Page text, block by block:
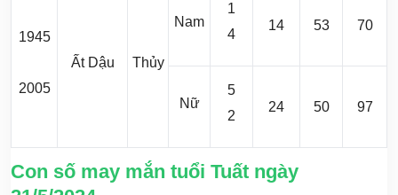
1945
2005
Ất Dậu Thủy
Nam
1
4
14 53 70
Nữ
5
2
24 50 97
Con số may mắn tuổi Tuất ngày